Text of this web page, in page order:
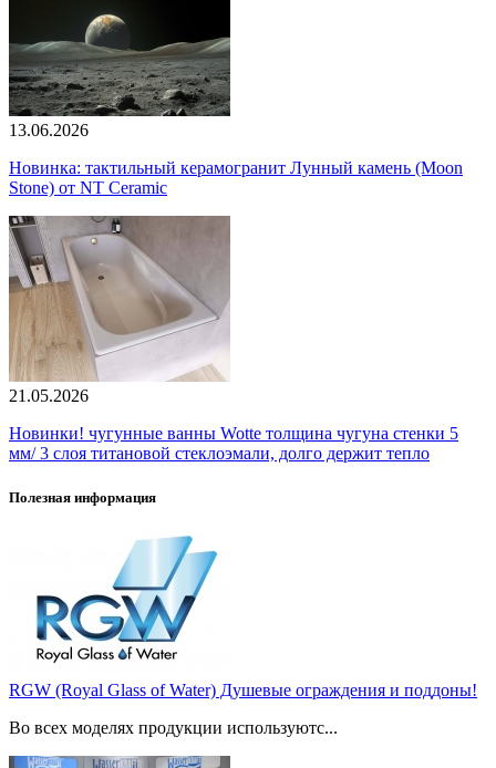
13.06.2026
Новинка: тактильный керамогранит Лунный камень (Moon
Stone) от NT Ceramic
21.05.2026
Новинки! чугунные ванны Wotte толщина чугуна стенки 5
мм/ 3 слоя титановой стеклоэмали, долго держит тепло
Полезная информация
RGW (Royal Glass of Water) Душевые ограждения и поддоны!
Во всех моделях продукции используютс...